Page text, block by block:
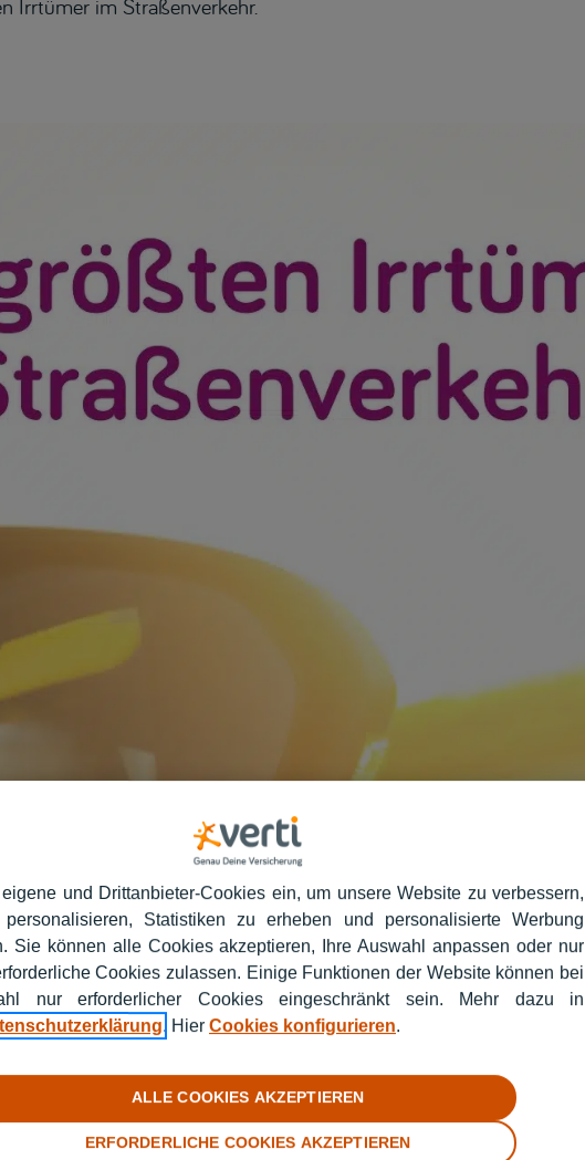
Irrtümer im Straßenverkehr.
und Drittanbieter-Cookies ein, um unsere Website zu verbessern,
Statistiken zu erheben und personalisierte Werbung
Sie können alle Cookies akzeptieren, Ihre Auswahl anpassen oder nur
Cookies zulassen. Einige Funktionen der Website können bei
nur erforderlicher Cookies eingeschränkt sein. Mehr dazu in
. Hier Cookies konfigurieren.
ERFORDERLICHE COOKIES AKZEPTIEREN
ALLE COOKIES AKZEPTIEREN